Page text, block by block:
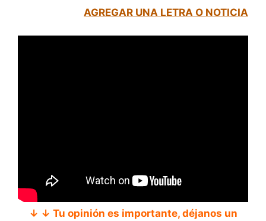
AGREGAR UNA LETRA O NOTICIA
↓ ↓ Tu opinión es importante, déjanos un